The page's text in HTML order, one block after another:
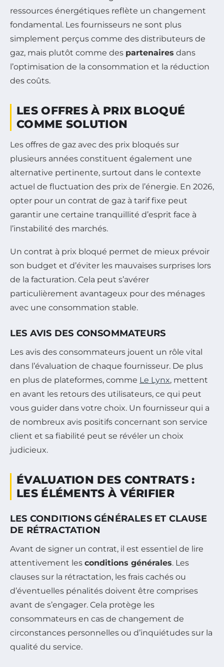
ressources énergétiques reflète un changement
fondamental. Les fournisseurs ne sont plus
simplement perçus comme des distributeurs de
gaz, mais plutôt comme des partenaires dans
l’optimisation de la consommation et la réduction
des coûts.
LES OFFRES À PRIX BLOQUÉ
COMME SOLUTION
Les offres de gaz avec des prix bloqués sur
plusieurs années constituent également une
alternative pertinente, surtout dans le contexte
actuel de fluctuation des prix de l’énergie. En 2026,
opter pour un contrat de gaz à tarif fixe peut
garantir une certaine tranquillité d’esprit face à
l’instabilité des marchés.
Un contrat à prix bloqué permet de mieux prévoir
son budget et d’éviter les mauvaises surprises lors
de la facturation. Cela peut s’avérer
particulièrement avantageux pour des ménages
avec une consommation stable.
LES AVIS DES CONSOMMATEURS
Les avis des consommateurs jouent un rôle vital
dans l’évaluation de chaque fournisseur. De plus
en plus de plateformes, comme Le Lynx, mettent
en avant les retours des utilisateurs, ce qui peut
vous guider dans votre choix. Un fournisseur qui a
de nombreux avis positifs concernant son service
client et sa fiabilité peut se révéler un choix
judicieux.
ÉVALUATION DES CONTRATS :
LES ÉLÉMENTS À VÉRIFIER
LES CONDITIONS GÉNÉRALES ET CLAUSE
DE RÉTRACTATION
Avant de signer un contrat, il est essentiel de lire
attentivement les conditions générales. Les
clauses sur la rétractation, les frais cachés ou
d’éventuelles pénalités doivent être comprises
avant de s’engager. Cela protège les
consommateurs en cas de changement de
circonstances personnelles ou d’inquiétudes sur la
qualité du service.